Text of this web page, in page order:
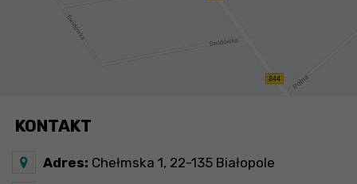
KONTAKT
Adres: Chełmska 1, 22-135 Białopole